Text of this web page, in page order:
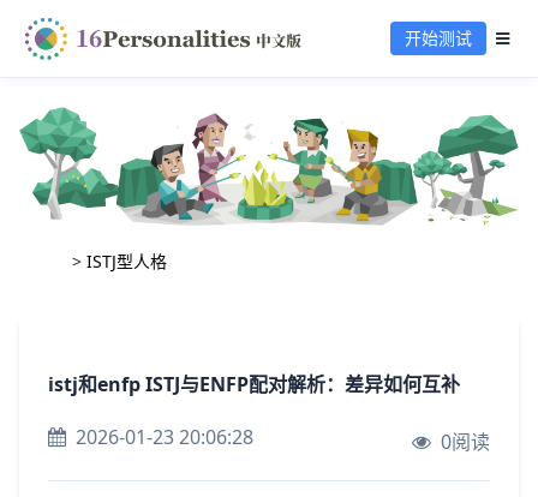
开始测试
> ISTJ型人格
istj和enfp ISTJ与ENFP配对解析：差异如何互补
2026-01-23 20:06:28
0阅读